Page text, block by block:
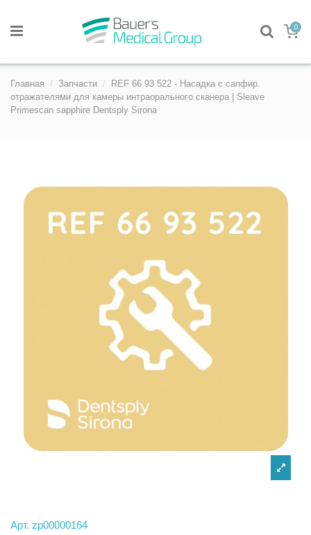
0
Главная Запчасти
REF 66 93 522 - Насадка с сапфир.
отражателями для камеры интраорального сканера | Sleave
Primescan sapphire Dentsply Sirona
Арт. zp00000164